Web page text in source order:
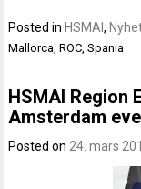
Posted in HSMAI,
Mallorca,ROC,Spania
HSMAI Region
Amsterdam
Posted on 24. mars